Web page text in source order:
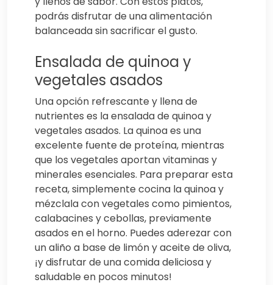
podrás disfrutar de una alimentación
balanceada sin sacrificar el gusto.
Ensalada de quinoa y
vegetales asados
Una opción refrescante y llena de
nutrientes es la ensalada de quinoa y
vegetales asados. La quinoa es una
excelente fuente de proteína, mientras
que los vegetales aportan vitaminas y
minerales esenciales. Para preparar esta
receta, simplemente cocina la quinoa y
mézclala con vegetales como pimientos,
calabacines y cebollas, previamente
asados en el horno. Puedes aderezar con
un aliño a base de limón y aceite de oliva,
¡y disfrutar de una comida deliciosa y
saludable en pocos minutos!